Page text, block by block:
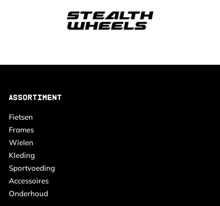
ASSORTIMENT
Fietsen
Frames
Wielen
Kleding
Sportvoeding
Accessoires
Onderhoud